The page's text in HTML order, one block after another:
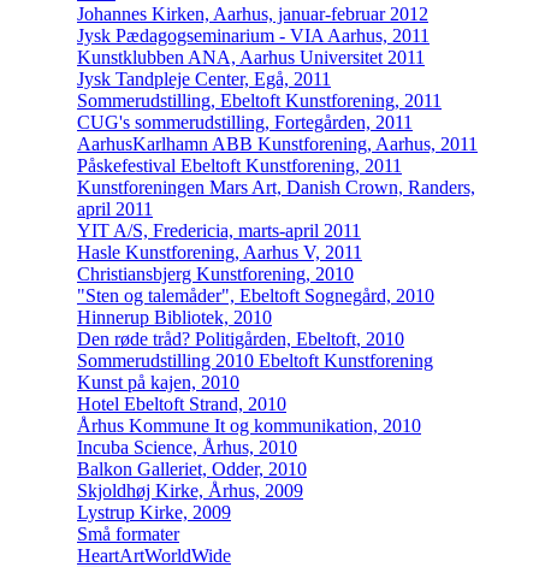
Johannes Kirken, Aarhus, januar-februar 2012
Jysk Pædagogseminarium - VIA Aarhus, 2011
Kunstklubben ANA, Aarhus Universitet 2011
Jysk Tandpleje Center, Egå, 2011
Sommerudstilling, Ebeltoft Kunstforening, 2011
CUG's sommerudstilling, Fortegården, 2011
AarhusKarlhamn ABB Kunstforening, Aarhus, 2011
Påskefestival Ebeltoft Kunstforening, 2011
Kunstforeningen Mars Art, Danish Crown, Randers,
april 2011
YIT A/S, Fredericia, marts-april 2011
Hasle Kunstforening, Aarhus V, 2011
Christiansbjerg Kunstforening, 2010
"Sten og talemåder", Ebeltoft Sognegård, 2010
Hinnerup Bibliotek, 2010
Den røde tråd? Politigården, Ebeltoft, 2010
Sommerudstilling 2010 Ebeltoft Kunstforening
Kunst på kajen, 2010
Hotel Ebeltoft Strand, 2010
Århus Kommune It og kommunikation, 2010
Incuba Science, Århus, 2010
Balkon Galleriet, Odder, 2010
Skjoldhøj Kirke, Århus, 2009
Lystrup Kirke, 2009
Små formater
HeartArtWorldWide